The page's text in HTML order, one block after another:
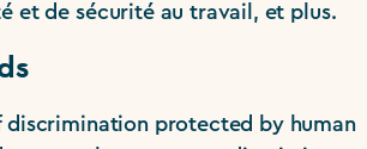
et de sécurité au travail, et plus.
discrimination protected by human